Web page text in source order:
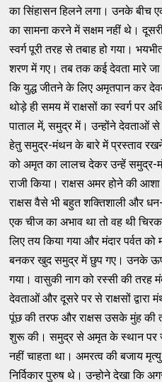
का सिंहासन हिलने लगा। उनके बीच
का सामना करने में सक्षम नहीं थे।
स्वर्ग पूरी तरह से तबाह हो गया।
शरण में गए। तब तक कई देवता मारे
कि युद्ध जीतने के लिए अमृतपान कर
थोड़े ही समय में राक्षसों का स्वर्ग पर
पाताल में, समुद्र में। उन्होंने देवताओं
हेतु समुद्र-मंथन के बारे में प्रस्ताव
को अमृत का लालच देकर उन्हें
राजी किया। राक्षस अमर होने की
राक्षस वैसे भी बहुत शक्तिशाली और
एक चीज का अभाव था तो वह थी
लिए तय किया गया और मंदार पर्वत
बनकर खुद समुद्र में छुप गए। उनके
गया। वासुकी नाग को रस्सी की तरह
देवताओं और दूसरे पर से राक्षसों द्वारा
पूंछ की तरफ और राक्षस उसके मुंह की
शुरू की। समुद्र से अमृत के स्थान पर
नहीं चाहता था। अमरत्व की बजाय
निर्विकार पुरुष थे। उन्होने देखा कि